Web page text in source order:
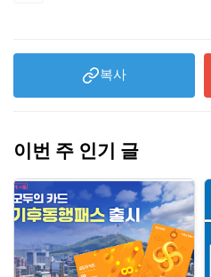
복사
이번 주 인기 글